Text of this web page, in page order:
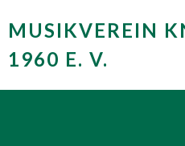
MUSIKVEREIN
1960 E. V.